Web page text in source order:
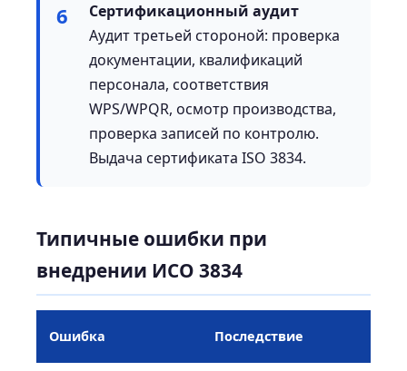
6
Сертификационный аудит
Аудит третьей стороной: проверка
документации, квалификаций
персонала, соответствия
WPS/WPQR, осмотр производства,
проверка записей по контролю.
Выдача сертификата ISO 3834.
Типичные ошибки при
внедрении ИСО 3834
Ошибка Последствие